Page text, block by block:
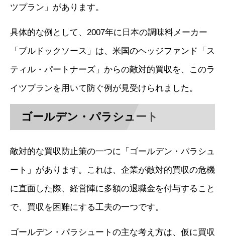
ツプラン」があります。
具体的な例として、2007年に日本の調味料メーカー
「ブルドックソース」は、米国のヘッジファンド「ス
ティル・パートナーズ」からの敵対的買収を、このラ
イツプランを用いて防ぐ例が見受けられました。
ゴールデン・パラシュート
敵対的な買収防止策の一つに「ゴールデン・パラシュ
ート」があります。これは、企業が敵対的買収の危機
に直面した際、経営陣に多額の退職金を付与すること
で、買収を困難にする工夫の一つです。
ゴールデン・パラシュートの主な考え方は、仮に買収